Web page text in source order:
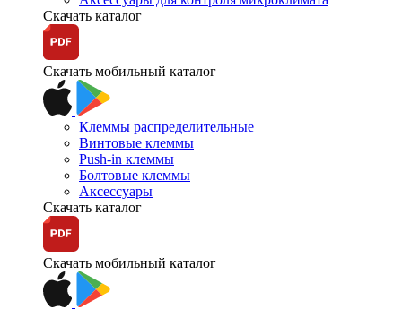
Скачать каталог
Скачать мобильный каталог
Клеммы распределительные
Винтовые клеммы
Push-in клеммы
Болтовые клеммы
Аксессуары
Скачать каталог
Скачать мобильный каталог